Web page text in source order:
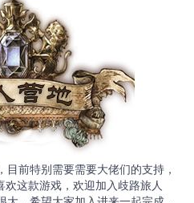
，目前特别需要需要大佬们的支持，
这款游戏，欢迎加入歧路旅人